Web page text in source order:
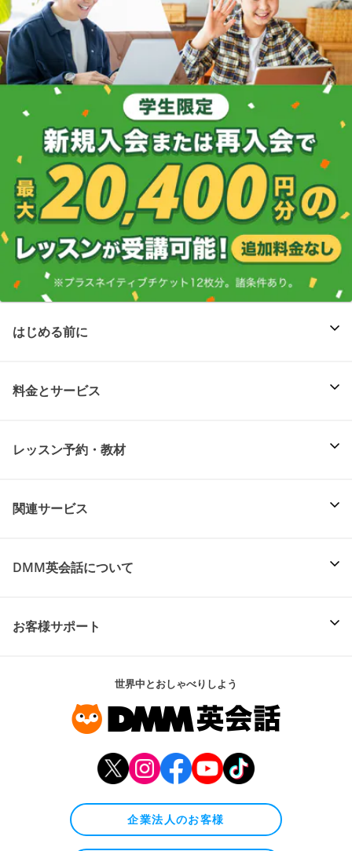
はじめる前に
料金とサービス
レッスン予約・教材
関連サービス
DMM英会話について
お客様サポート
世界中とおしゃべりしよう
企業法人のお客様